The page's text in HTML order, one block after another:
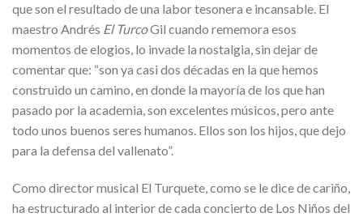
que son el resultado de una labor tesonera e incansable. El
maestro Andrés El TurcoGil cuando rememora esos
momentos de elogios, lo invade la nostalgia, sin dejar de
comentar que: “son ya casi dos décadas en la que hemos
construido un camino, en donde la mayoría de los que han
pasado por la academia, son excelentes músicos, pero ante
todo unos buenos seres humanos. Ellos son los hijos, que dejo
para la defensa del vallenato”.
Como director musical El Turquete, como se le dice de cariño,
ha estructurado al interior de cada concierto de Los Niños del